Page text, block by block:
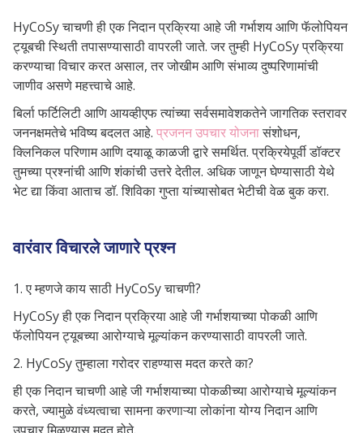
HyCoSy चाचणी ही एक निदान प्रक्रिया आहे जी गर्भाशय आणि फॅलोपियन
ट्यूबची स्थिती तपासण्यासाठी वापरली जाते. जर तुम्ही HyCoSy प्रक्रिया
करण्याचा विचार करत असाल, तर जोखीम आणि संभाव्य दुष्परिणामांची
जाणीव असणे महत्त्वाचे आहे.
बिर्ला फर्टिलिटी आणि आयव्हीएफ त्यांच्या सर्वसमावेशकतेने जागतिक स्तरावर
जननक्षमतेचे भविष्य बदलत आहे. प्रजनन उपचार योजनासंशोधन,
क्लिनिकल परिणाम आणि दयाळू काळजी द्वारे समर्थित. प्रक्रियेपूर्वी डॉक्टर
तुमच्या प्रश्नांची आणि शंकांची उत्तरे देतील. अधिक जाणून घेण्यासाठी येथे
भेट द्या किंवा आताच डॉ. शिविका गुप्ता यांच्यासोबत भेटीची वेळ बुक करा.
वारंवार विचारले जाणारे प्रश्न
1. ए म्हणजे कायसाठी HyCoSy चाचणी?
HyCoSy ही एक निदान प्रक्रिया आहे जी गर्भाशयाच्या पोकळी आणि
फॅलोपियन ट्यूबच्या आरोग्याचे मूल्यांकन करण्यासाठी वापरली जाते.
2. HyCoSy तुम्हाला गरोदर राहण्यास मदत करते का?
ही एक निदान चाचणी आहे जी गर्भाशयाच्या पोकळीच्या आरोग्याचे मूल्यांकन
करते, ज्यामुळे वंध्यत्वाचा सामना करणाऱ्या लोकांना योग्य निदान आणि